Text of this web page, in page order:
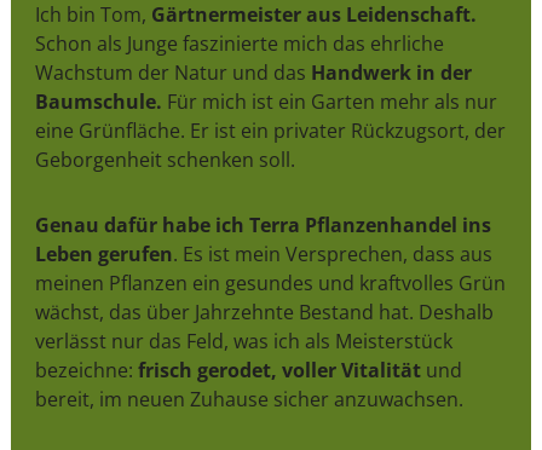
Ich bin Tom, Gärtnermeister aus Leidenschaft.
Schon als Junge faszinierte mich das ehrliche
Wachstum der Natur und das Handwerk in der
Baumschule. Für mich ist ein Garten mehr als nur
eine Grünfläche. Er ist ein privater Rückzugsort, der
Geborgenheit schenken soll.
Genau dafür habe ich Terra Pflanzenhandel ins
Leben gerufen. Es ist mein Versprechen, dass aus
meinen Pflanzen ein gesundes und kraftvolles Grün
wächst, das über Jahrzehnte Bestand hat. Deshalb
verlässt nur das Feld, was ich als Meisterstück
bezeichne: frisch gerodet, voller Vitalitätund
bereit, im neuen Zuhause sicher anzuwachsen.